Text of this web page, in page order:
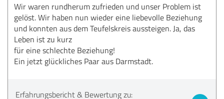
Wir waren rundherum zufrieden und unser Problem ist
gelöst. Wir haben nun wieder eine liebevolle Beziehung
und konnten aus dem Teufelskreis aussteigen. Ja, das
Leben ist zu kurz
für eine schlechte Beziehung!
Ein jetzt glückliches Paar aus Darmstadt.
Erfahrungsbericht & Bewertung zu: